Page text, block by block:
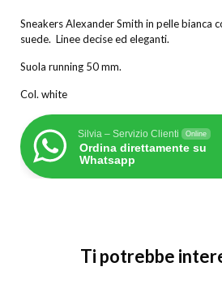
Sneakers Alexander Smith in pelle bianca
suede. Linee decise ed eleganti.
Suola running 50 mm.
Col. white
Silvia – Servizio Clienti Online
Ordina direttamente su
Whatsapp
Ti potrebbe